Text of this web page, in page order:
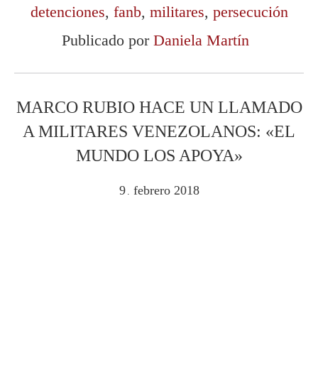
detenciones, fanb, militares, persecución
Publicado por Daniela Martín
MARCO RUBIO HACE UN LLAMADO
A MILITARES VENEZOLANOS: «EL
MUNDO LOS APOYA»
9 febrero 2018